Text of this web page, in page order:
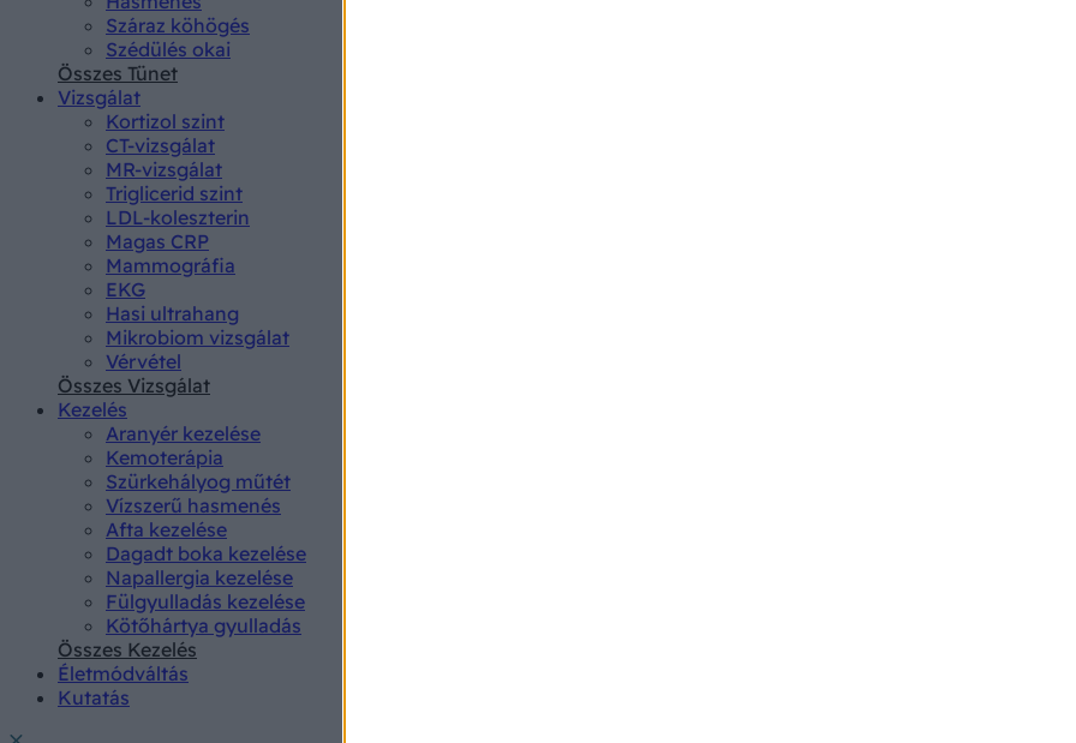
Száraz köhögés
Szédülés okai
Összes Tünet
Vizsgálat
Kortizol szint
CT-vizsgálat
MR-vizsgálat
Triglicerid szint
LDL-koleszterin
Magas CRP
Mammográfia
EKG
Hasi ultrahang
Mikrobiom vizsgálat
Vérvétel
Összes Vizsgálat
Kezelés
Aranyér kezelése
Kemoterápia
Szürkehályog műtét
Vízszerű hasmenés
Afta kezelése
Dagadt boka kezelése
Napallergia kezelése
Fülgyulladás kezelése
Kötőhártya gyulladás
Összes Kezelés
Életmódváltás
Kutatás